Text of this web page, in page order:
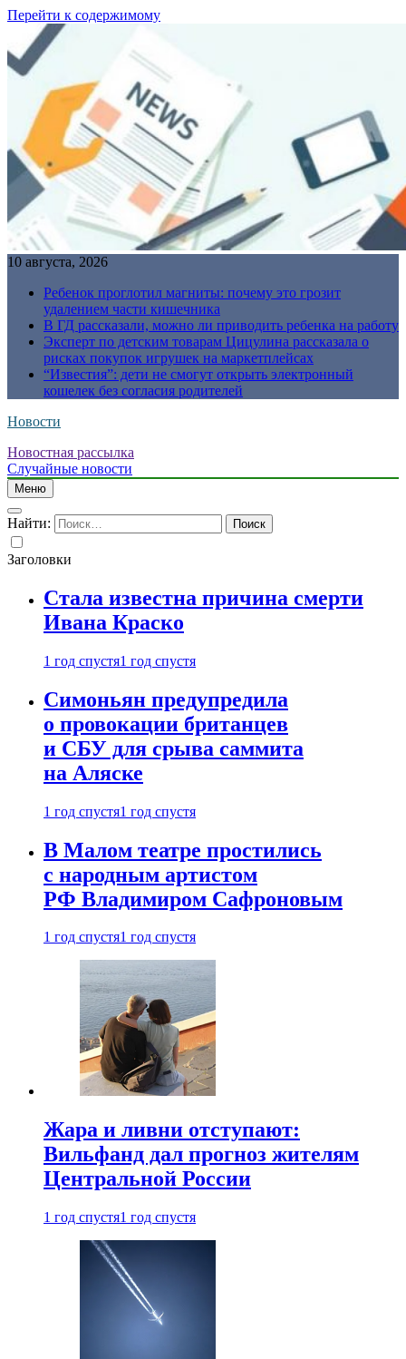
Перейти к содержимому
10 августа, 2026
Ребенок проглотил магниты: почему это грозит
удалением части кишечника
В ГД рассказали, можно ли приводить ребенка на работу
Эксперт по детским товарам Цицулина рассказала о
рисках покупок игрушек на маркетплейсах
“Известия”: дети не смогут открыть электронный
кошелек без согласия родителей
Новости
Новостная рассылка
Случайные новости
Меню
Найти:
Заголовки
Стала известна причина смерти
Ивана Краско
1 год спустя1 год спустя
Симоньян предупредила
о провокации британцев
и СБУ для срыва саммита
на Аляске
1 год спустя1 год спустя
В Малом театре простились
с народным артистом
РФ Владимиром Сафроновым
1 год спустя1 год спустя
Жара и ливни отступают:
Вильфанд дал прогноз жителям
Центральной России
1 год спустя1 год спустя